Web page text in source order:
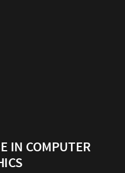
IN COMPUTER